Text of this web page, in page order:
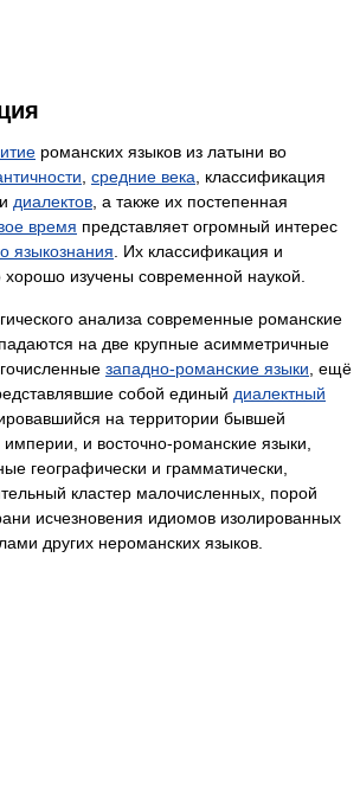
романских языков из латыни во
, средние века, классификация
и диалектов, а также их постепенная
время представляет огромный интерес
языкознания. Их классификация и
хорошо изучены современной наукой.
анализа современные романские
на две крупные асимметричные
западно-романские языки, ещё
собой единый диалектный
на территории бывшей
и восточно-романские языки,
географически и грамматически,
кластер малочисленных, порой
исчезновения идиомов изолированных
других нероманских языков.